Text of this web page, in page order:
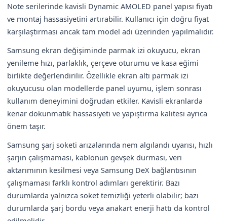
Note serilerinde kavisli Dynamic AMOLED panel yapısı fiyatı
ve montaj hassasiyetini artırabilir. Kullanıcı için doğru fiyat
karşılaştırması ancak tam model adı üzerinden yapılmalıdır.
Samsung ekran değişiminde parmak izi okuyucu, ekran
yenileme hızı, parlaklık, çerçeve oturumu ve kasa eğimi
birlikte değerlendirilir. Özellikle ekran altı parmak izi
okuyucusu olan modellerde panel uyumu, işlem sonrası
kullanım deneyimini doğrudan etkiler. Kavisli ekranlarda
kenar dokunmatik hassasiyeti ve yapıştırma kalitesi ayrıca
önem taşır.
Samsung şarj soketi arızalarında nem algılandı uyarısı, hızlı
şarjın çalışmaması, kablonun gevşek durması, veri
aktarımının kesilmesi veya Samsung DeX bağlantısının
çalışmaması farklı kontrol adımları gerektirir. Bazı
durumlarda yalnızca soket temizliği yeterli olabilir; bazı
durumlarda şarj bordu veya anakart enerji hattı da kontrol